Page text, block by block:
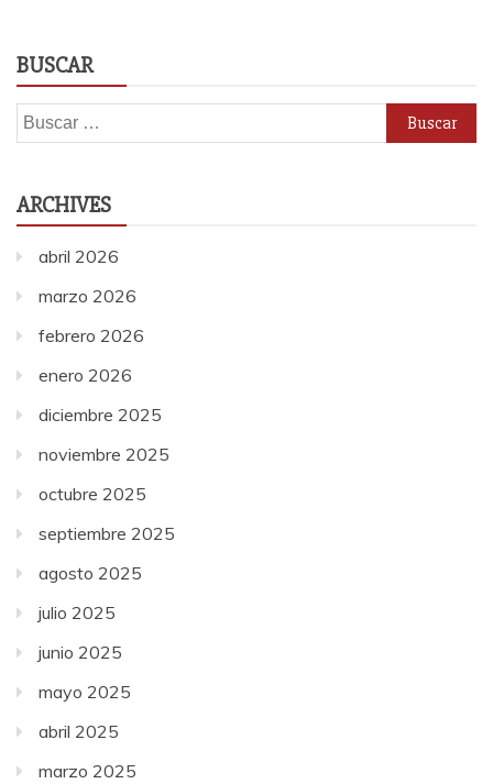
BUSCAR
Buscar:
ARCHIVES
abril 2026
marzo 2026
febrero 2026
enero 2026
diciembre 2025
noviembre 2025
octubre 2025
septiembre 2025
agosto 2025
julio 2025
junio 2025
mayo 2025
abril 2025
marzo 2025